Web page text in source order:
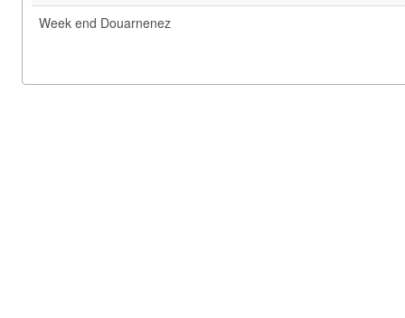
Week end Douarnenez